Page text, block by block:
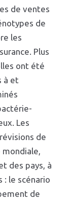
de ventes
de
les
Plus
ont été
à et
Les
de
mondiale,
des pays, à
: le scénario
de